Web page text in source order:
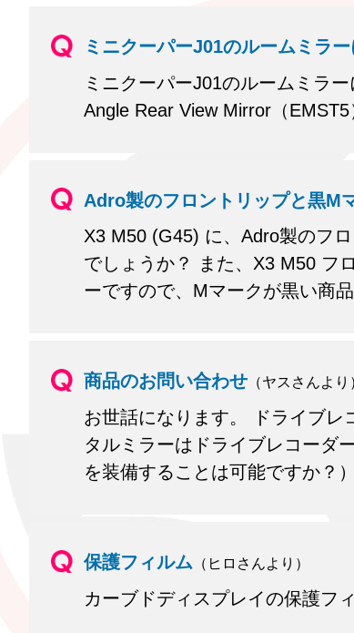
ミニクーパーJ01のルームミラ
ミニクーパーJ01のルームミラ
Angle Rear View Mirror（
Adro製のフロントリップと黒M
X3 M50 (G45) に、Adro製のフ
でしょうか？ また、X3 M50 フ
ーですので、Mマークが黒い商
商品のお問い合わせ （ヤスさんより
お世話になります。 ドライブ
タルミラーはドライブレコーダ
を装備することは可能ですか？
保護フィルム （ヒロさんより）
カーブドディスプレイの保護フ